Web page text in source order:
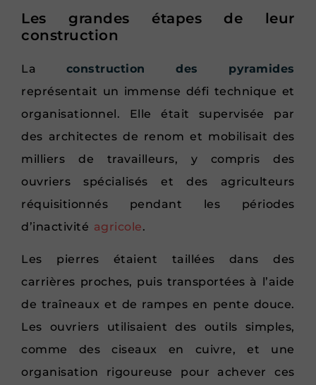
Les grandes étapes de leur
construction
La construction des pyramides
représentait un immense défi technique et
organisationnel. Elle était supervisée par
des architectes de renom et mobilisait des
milliers de travailleurs, y compris des
ouvriers spécialisés et des agriculteurs
réquisitionnés pendant les périodes
d’inactivité agricole.
Les pierres étaient taillées dans des
carrières proches, puis transportées à l’aide
de traîneaux et de rampes en pente douce.
Les ouvriers utilisaient des outils simples,
comme des ciseaux en cuivre, et une
organisation rigoureuse pour achever ces